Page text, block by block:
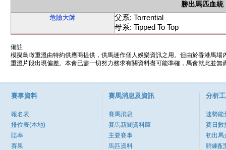
勝出馬匹血統
危險大師
父系: Torrential
母系: Tipped To Top
備註
模擬鳥瞰重溫由特約供應商提供，供馬迷作個人娛樂資訊之用。但由於香港馬
重溫片段出現偏差。本會已盡一切努力務求有關資料盡可能準確，馬會就此並
賽事資料
報名表
排位表(本地)
賠率
賽果
賽馬消息及資訊
賽馬消息
賽馬新聞資料庫
主要賽事
馬匹資料
分析
速勢能
賽日數
初出馬
騎練配